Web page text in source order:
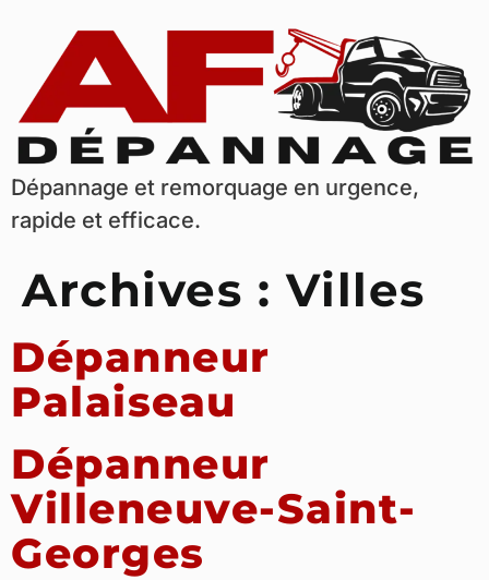
Dépannage et remorquage en urgence,
rapide et efficace.
Archives :Villes
Dépanneur
Palaiseau
Dépanneur
Villeneuve-Saint-
Georges